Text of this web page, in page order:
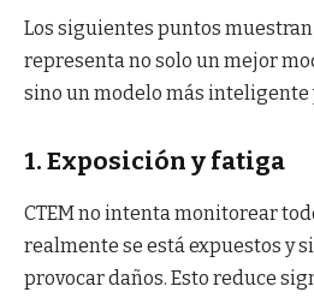
Los siguientes puntos muestran
representa no solo un mejor
sino un modelo más inteligente
1. Exposición y fatiga
CTEM no intenta monitorear
realmente se está expuestos y
provocar daños. Esto reduce